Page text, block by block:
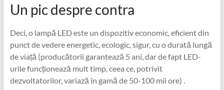
Un pic despre contra
Deci, o lampă LED este un dispozitiv economic, eficient din
punct de vedere energetic, ecologic, sigur, cu o durată lungă
de viață (producătorii garantează 5 ani, dar de fapt LED-
urile funcționează mult timp, ceea ce, potrivit
dezvoltatorilor, variază în gamă de 50-100 mii ore) .